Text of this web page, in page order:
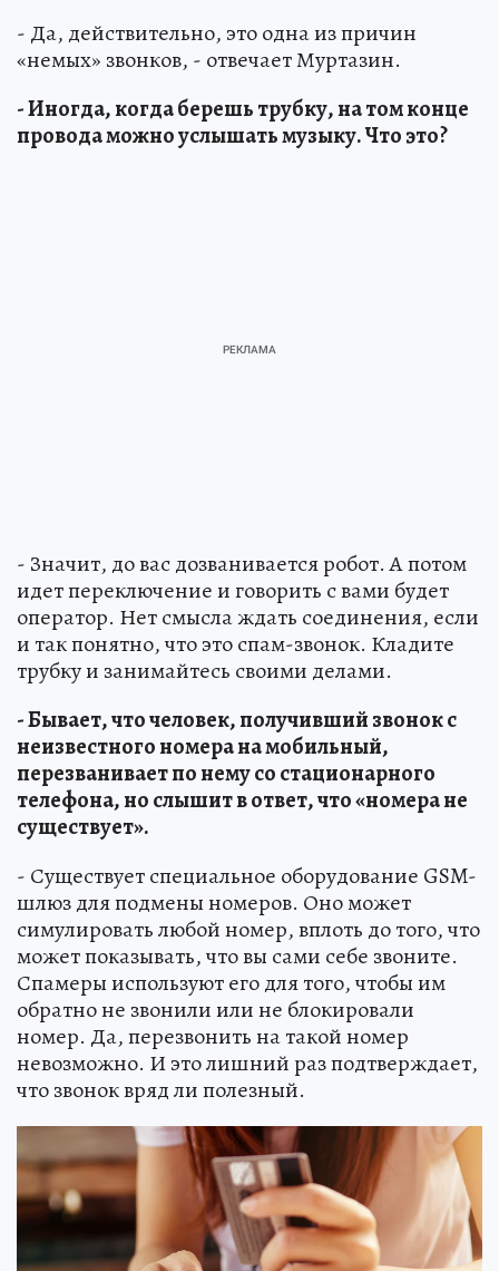
- Да, действительно, это одна из причин
«немых» звонков, - отвечает Муртазин.
- Иногда, когда берешь трубку, на том конце
провода можно услышать музыку. Что это?
- Значит, до вас дозванивается робот. А потом
идет переключение и говорить с вами будет
оператор. Нет смысла ждать соединения, если
и так понятно, что это спам-звонок. Кладите
трубку и занимайтесь своими делами.
- Бывает, что человек, получивший звонок с
неизвестного номера на мобильный,
перезванивает по нему со стационарного
телефона, но слышит в ответ, что «номера не
существует».
- Существует специальное оборудование GSM-
шлюз для подмены номеров. Оно может
симулировать любой номер, вплоть до того, что
может показывать, что вы сами себе звоните.
Спамеры используют его для того, чтобы им
обратно не звонили или не блокировали
номер. Да, перезвонить на такой номер
невозможно. И это лишний раз подтверждает,
что звонок вряд ли полезный.